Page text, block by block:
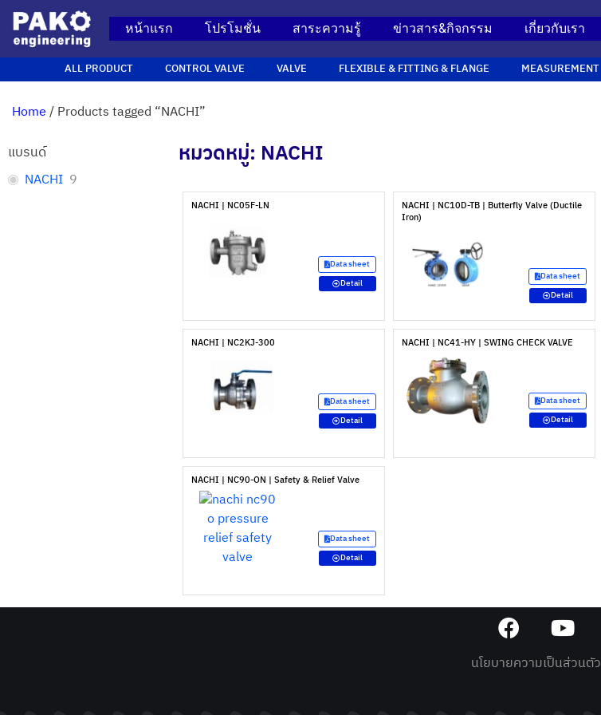
หน้าแรก โปรโมชั่น สาระความรู้ ข่าวสาร&กิจกรรม เกี่ยวกับเรา
ALL PRODUCT CONTROL VALVE VALVE FLEXIBLE & FITTING & FLANGE MEASUREMENT
Home/ Products tagged “NACHI”
แบรนด์
NACHI 9
หมวดหมู่: NACHI
NACHI | NC05F-LN
Data sheet
Detail
NACHI | NC10D-TB | Butterfly Valve (Ductile
Iron)
Data sheet
Detail
NACHI | NC2KJ-300
Data sheet
Detail
NACHI | NC41-HY | SWING CHECK VALVE
Data sheet
Detail
NACHI | NC90-ON | Safety & Relief Valve
Data sheet
Detail
นโยบายความเป็นส่วนตัว